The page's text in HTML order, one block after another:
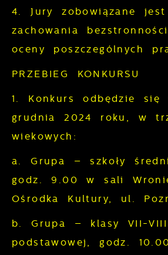
4. Jury zobowiązane
zachowania
oceny poszczególnych
PRZEBIEG KONKURSU
1. Konkurs odbędzie
grudnia 2024 roku, w
wiekowych:
a. Grupa – szkoły
godz. 9.00 w sali
Ośrodka Kultury, ul.
b. Grupa – klasy VII-VIII
podstawowej, godz.